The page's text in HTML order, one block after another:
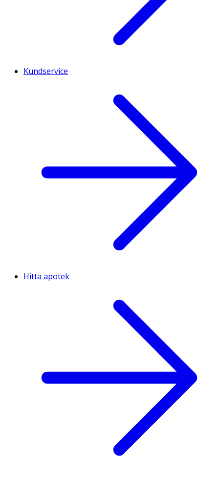
Kundservice
Hitta apotek